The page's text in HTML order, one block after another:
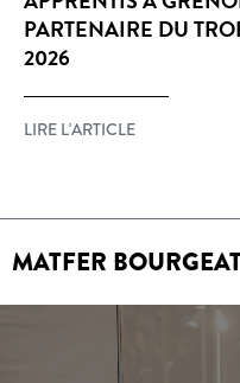
PARTENAIRE DU
2026
LIRE L'ARTICLE
MATFER